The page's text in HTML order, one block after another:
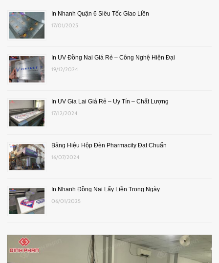
In Nhanh Quận 6 Siêu Tốc Giao Liền
17/01/2025
In UV Đồng Nai Giá Rẻ – Công Nghệ Hiện Đại
19/12/2024
In UV Gia Lai Giá Rẻ – Uy Tín – Chất Lượng
17/12/2024
Bảng Hiệu Hộp Đèn Pharmacity Đạt Chuẩn
16/07/2024
In Nhanh Đồng Nai Lấy Liền Trong Ngày
06/01/2025